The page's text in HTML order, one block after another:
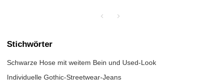
Stichwörter
Schwarze Hose mit weitem Bein und Used-Look
Individuelle Gothic-Streetwear-Jeans